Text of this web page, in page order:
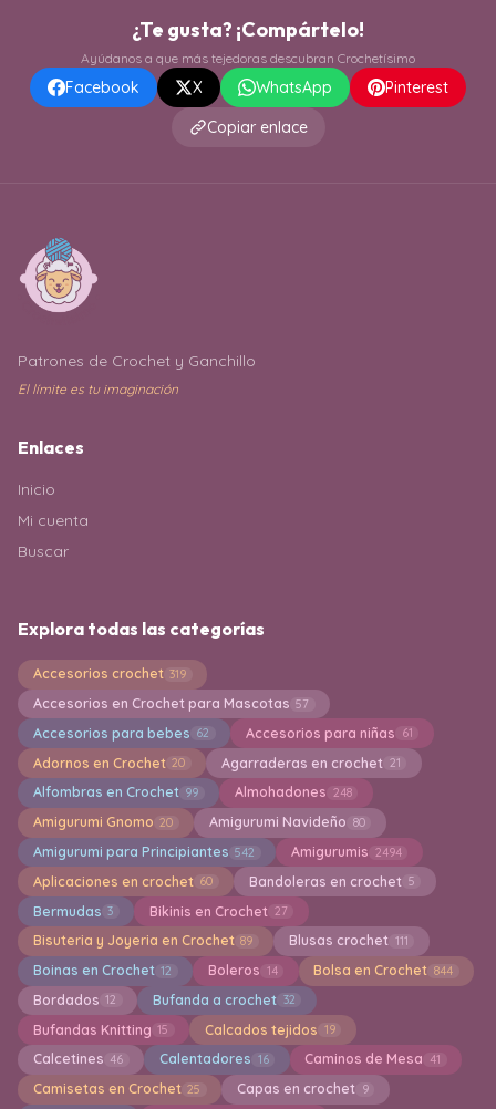
¿Te gusta? ¡Compártelo!
Ayúdanos a que más tejedoras descubran Crochetísimo
Facebook X WhatsApp
Pinterest
Copiar enlace
Patrones de Crochet y Ganchillo
El límite es tu imaginación
Enlaces
Inicio
Mi cuenta
Buscar
Explora todas las categorías
Accesorios crochet 319
Accesorios en Crochet para Mascotas 57
Accesorios para bebes 62 Accesorios para niñas 61
Adornos en Crochet 20 Agarraderas en crochet 21
Alfombras en Crochet 99 Almohadones 248
Amigurumi Gnomo 20 Amigurumi Navideño 80
Amigurumi para Principiantes 542 Amigurumis 2494
Aplicaciones en crochet 60 Bandoleras en crochet 5
Bermudas 3 Bikinis en Crochet 27
Bisuteria y Joyeria en Crochet 89 Blusas crochet 111
Boinas en Crochet 12 Boleros 14 Bolsa en Crochet 844
Bordados 12 Bufanda a crochet 32
Bufandas Knitting 15 Calcados tejidos 19
Calcetines 46 Calentadores 16 Caminos de Mesa 41
Camisetas en Crochet 25 Capas en crochet 9